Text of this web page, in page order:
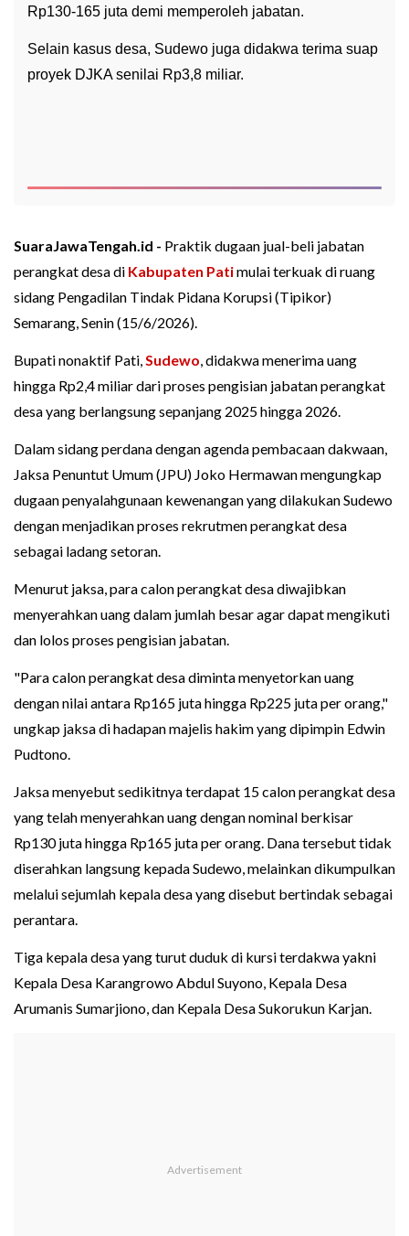
Rp130-165 juta demi memperoleh jabatan.
Selain kasus desa, Sudewo juga didakwa terima suap
proyek DJKA senilai Rp3,8 miliar.
SuaraJawaTengah.id - Praktik dugaan jual-beli jabatan
perangkat desa di Kabupaten Patimulai terkuak di ruang
sidang Pengadilan Tindak Pidana Korupsi (Tipikor)
Semarang, Senin (15/6/2026).
Bupati nonaktif Pati,Sudewo, didakwa menerima uang
hingga Rp2,4 miliar dari proses pengisian jabatan perangkat
desa yang berlangsung sepanjang 2025 hingga 2026.
Dalam sidang perdana dengan agenda pembacaan dakwaan,
Jaksa Penuntut Umum (JPU) Joko Hermawan mengungkap
dugaan penyalahgunaan kewenangan yang dilakukan Sudewo
dengan menjadikan proses rekrutmen perangkat desa
sebagai ladang setoran.
Menurut jaksa, para calon perangkat desa diwajibkan
menyerahkan uang dalam jumlah besar agar dapat mengikuti
dan lolos proses pengisian jabatan.
"Para calon perangkat desa diminta menyetorkan uang
dengan nilai antara Rp165 juta hingga Rp225 juta per orang,"
ungkap jaksa di hadapan majelis hakim yang dipimpin Edwin
Pudtono.
Jaksa menyebut sedikitnya terdapat 15 calon perangkat desa
yang telah menyerahkan uang dengan nominal berkisar
Rp130 juta hingga Rp165 juta per orang. Dana tersebut tidak
diserahkan langsung kepada Sudewo, melainkan dikumpulkan
melalui sejumlah kepala desa yang disebut bertindak sebagai
perantara.
Tiga kepala desa yang turut duduk di kursi terdakwa yakni
Kepala Desa Karangrowo Abdul Suyono, Kepala Desa
Arumanis Sumarjiono, dan Kepala Desa Sukorukun Karjan.